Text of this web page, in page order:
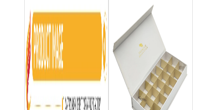
Boîte d'emballage électronique
sacs de papier de cadeau
Boîte-cadeau rigide
boîte de papier pliante